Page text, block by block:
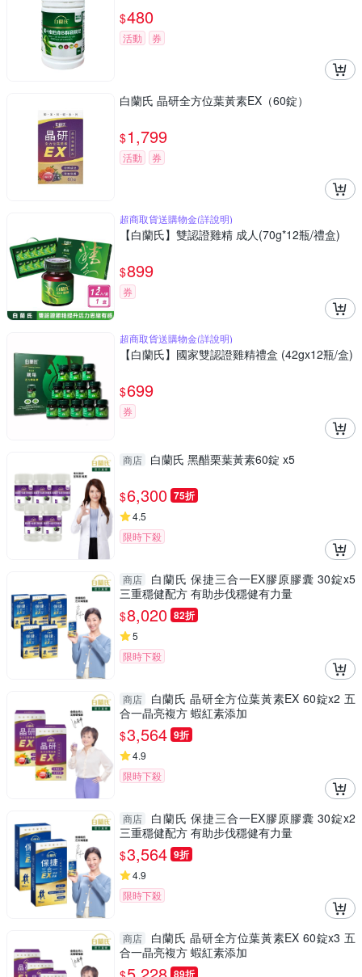
$480
活動 券
白蘭氏 晶研全方位葉黃素EX（60錠）
$1,799
活動 券
超商取貨送購物金(詳說明)
【白蘭氏】雙認證雞精 成人(70g*12瓶/禮盒)
$899
券
超商取貨送購物金(詳說明)
【白蘭氏】國家雙認證雞精禮盒 (42gx12瓶/盒)
$699
券
商店 白蘭氏 黑醋栗葉黃素60錠 x5
$6,300 75折
4.5
限時下殺
商店
白蘭氏 保捷三合一EX膠原膠囊 30錠x5
三重穩健配方 有助步伐穩健有力量
$8,020 82折
5
限時下殺
商店
白蘭氏 晶研全方位葉黃素EX 60錠x2 五
合一晶亮複方 蝦紅素添加
$3,564 9折
4.9
限時下殺
商店
白蘭氏 保捷三合一EX膠原膠囊 30錠x2
三重穩健配方 有助步伐穩健有力量
$3,564 9折
4.9
限時下殺
商店
白蘭氏 晶研全方位葉黃素EX 60錠x3 五
合一晶亮複方 蝦紅素添加
89折